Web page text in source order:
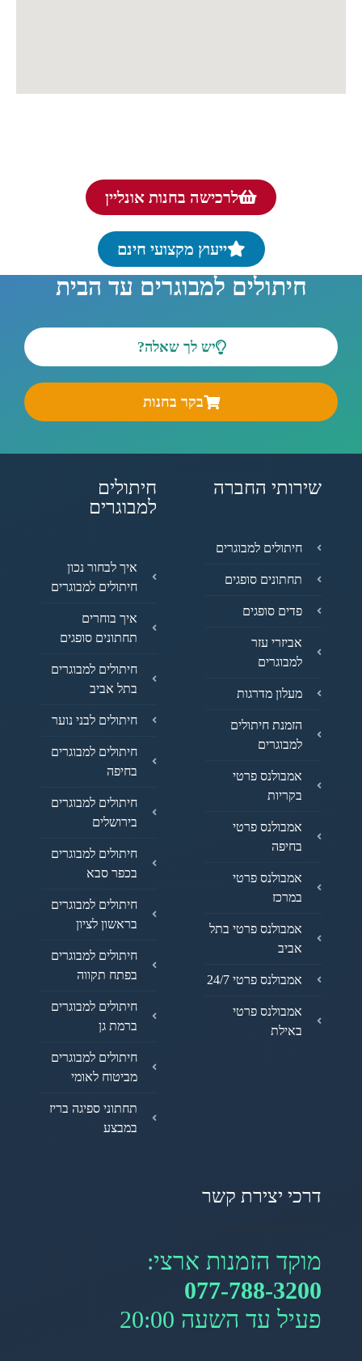
לרכישה בחנות אונליין
ייעוץ מקצועי חינם
חיתולים למבוגרים עד הבית
יש לך שאלה?
בקר בחנות
שירותי החברה
חיתולים למבוגרים
תחתונים סופגים
פדים סופגים
אביזרי עזר
למבוגרים
מעלון מדרגות
הזמנת חיתולים
למבוגרים
אמבולנס פרטי
בקריות
אמבולנס פרטי
בחיפה
אמבולנס פרטי
במרכז
אמבולנס פרטי בתל
אביב
אמבולנס פרטי 24/7
אמבולנס פרטי
באילת
חיתולים
למבוגרים
איך לבחור נכון
חיתולים למבוגרים
איך בוחרים
תחתונים סופגים
חיתולים למבוגרים
בתל אביב
חיתולים לבני נוער
חיתולים למבוגרים
בחיפה
חיתולים למבוגרים
בירושלים
חיתולים למבוגרים
בכפר סבא
חיתולים למבוגרים
בראשון לציון
חיתולים למבוגרים
בפתח תקווה
חיתולים למבוגרים
ברמת גן
חיתולים למבוגרים
מביטוח לאומי
תחתוני ספיגה בריז
במבצע
דרכי יצירת קשר
מוקד הזמנות ארצי:
077-788-3200
פעיל עד השעה 20:00